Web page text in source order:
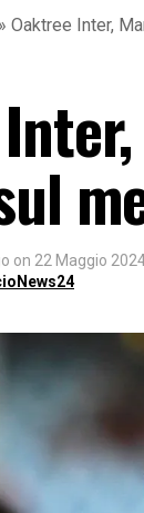
» Oaktree Inter,
on 22 Maggio